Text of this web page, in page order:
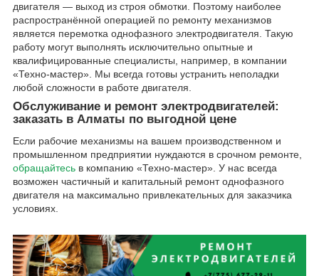
двигателя — выход из строя обмотки. Поэтому наиболее
распространённой операцией по ремонту механизмов
является перемотка однофазного электродвигателя. Такую
работу могут выполнять исключительно опытные и
квалифицированные специалисты, например, в компании
«Техно-мастер». Мы всегда готовы устранить неполадки
любой сложности в работе двигателя.
Обслуживание и ремонт электродвигателей:
заказать в Алматы по выгодной цене
Если рабочие механизмы на вашем производственном и
промышленном предприятии нуждаются в срочном ремонте,
обращайтесь в компанию «Техно-мастер». У нас всегда
возможен частичный и капитальный ремонт однофазного
двигателя на максимально привлекательных для заказчика
условиях.